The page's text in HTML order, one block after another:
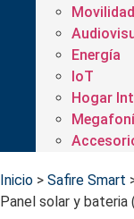
Movilidad
Energía
IoT
Hogar
Inicio > Safire Smart
Panel solar y bateria